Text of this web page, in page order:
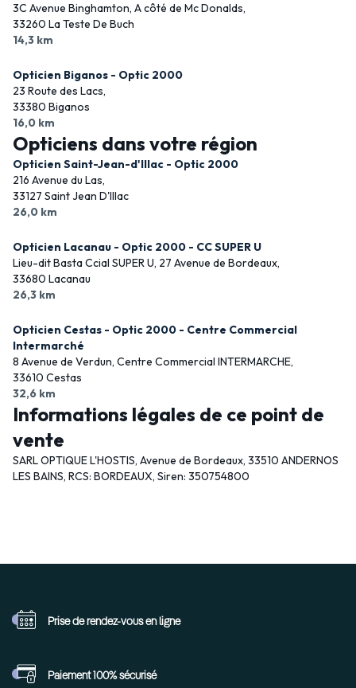
3C Avenue Binghamton, A côté de Mc Donalds,
33260 La Teste De Buch
14,3 km
Opticien Biganos - Optic 2000
23 Route des Lacs,
33380 Biganos
16,0 km
Opticiens dans votre région
Opticien Saint-Jean-d'Illac - Optic 2000
216 Avenue du Las,
33127 Saint Jean D'Illac
26,0 km
Opticien Lacanau - Optic 2000 - CC SUPER U
Lieu-dit Basta Ccial SUPER U, 27 Avenue de Bordeaux,
33680 Lacanau
26,3 km
Opticien Cestas - Optic 2000 - Centre Commercial
Intermarché
8 Avenue de Verdun, Centre Commercial INTERMARCHE,
33610 Cestas
32,6 km
Informations légales de ce point de
vente
SARL OPTIQUE L'HOSTIS, Avenue de Bordeaux, 33510 ANDERNOS
LES BAINS, RCS: BORDEAUX, Siren: 350754800
Prise de rendez-vous en ligne
Paiement 100%sécurisé